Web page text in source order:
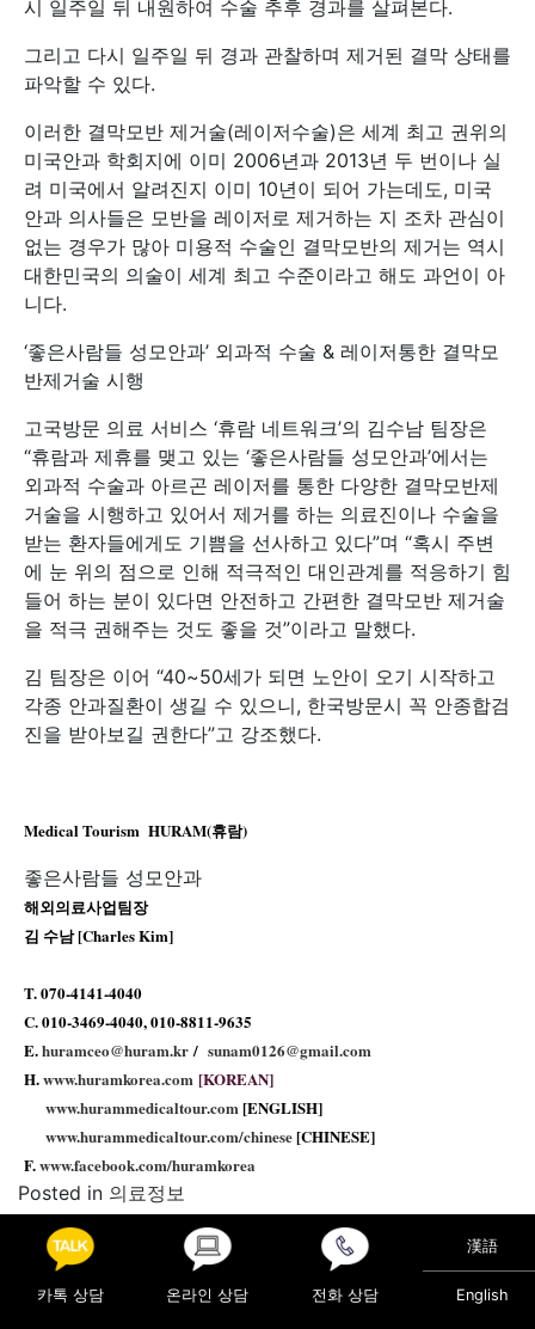
시 일주일 뒤 내원하여 수술 추후 경과를 살펴본다.
그리고 다시 일주일 뒤 경과 관찰하며 제거된 결막 상태를
파악할 수 있다.
이러한 결막모반 제거술(레이저수술)은 세계 최고 권위의
미국안과 학회지에 이미 2006년과 2013년 두 번이나 실
려 미국에서 알려진지 이미 10년이 되어 가는데도, 미국
안과 의사들은 모반을 레이저로 제거하는 지 조차 관심이
없는 경우가 많아 미용적 수술인 결막모반의 제거는 역시
대한민국의 의술이 세계 최고 수준이라고 해도 과언이 아
니다.
‘좋은사람들 성모안과’ 외과적 수술 & 레이저통한 결막모
반제거술 시행
고국방문 의료 서비스 ‘휴람 네트워크’의 김수남 팀장은
“휴람과 제휴를 맺고 있는 ‘좋은사람들 성모안과’에서는
외과적 수술과 아르곤 레이저를 통한 다양한 결막모반제
거술을 시행하고 있어서 제거를 하는 의료진이나 수술을
받는 환자들에게도 기쁨을 선사하고 있다”며 “혹시 주변
에 눈 위의 점으로 인해 적극적인 대인관계를 적응하기 힘
들어 하는 분이 있다면 안전하고 간편한 결막모반 제거술
을 적극 권해주는 것도 좋을 것”이라고 말했다.
김 팀장은 이어 “40~50세가 되면 노안이 오기 시작하고
각종 안과질환이 생길 수 있으니, 한국방문시 꼭 안종합검
진을 받아보길 권한다”고 강조했다.
Medical Tourism HURAM(휴람)
좋은사람들 성모안과
해외의료사업팀장
김 수남 [Charles Kim]
T. 070-4141-4040
C. 010-3469-4040, 010-8811-9635
E.huramceo@huram.kr/ sunam0126@gmail.com
H.www.huramkorea.com [KOREAN]
www.hurammedicaltour.com[ENGLISH]
www.hurammedicaltour.com/chinese[CHINESE]
F.www.facebook.com/huramkorea
Posted in 의료정보
Post navigation
“소장질환, 특별한 증세 없이 암까지 이어질 수 있다” 정
“뇌졸중, 겨울철 소리 없이 당신을 덮친다.”
카톡 상담 온라인 상담 전화 상담
漢語
English